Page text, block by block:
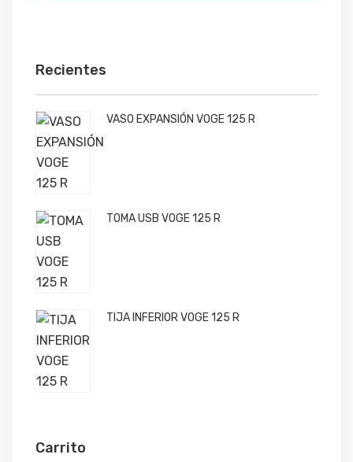
Recientes
VASO EXPANSIÓN VOGE 125 R
TOMA USB VOGE 125 R
TIJA INFERIOR VOGE 125 R
Carrito